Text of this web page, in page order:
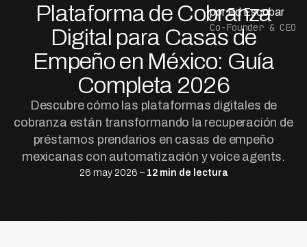
Plataforma de Cobranza
Digital para Casas de
Empeño en México: Guía
Completa 2026
Descubre cómo las plataformas digitales de
cobranza están transformando la recuperación de
préstamos prendarios en casas de empeño
mexicanas con automatización y voice agents.
26 may 2026 – 12 min de lectura
por Ed Escobar
Co-Founder & CEO